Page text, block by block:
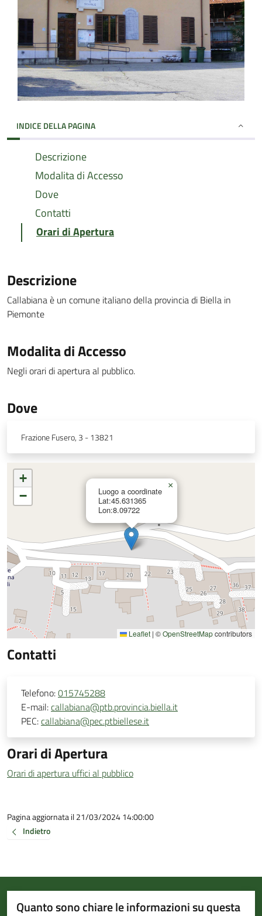
INDICE DELLA PAGINA
Descrizione
Modalita di Accesso
Dove
Contatti
Orari di Apertura
Descrizione
Callabiana è un comune italiano della provincia di Biella in
Piemonte
Modalita di Accesso
Negli orari di apertura al pubblico.
Dove
Frazione Fusero, 3 - 13821
Luogo a coordinate
Lat:45.631365
Lon:8.09722
×
+
−
Leaflet | ©OpenStreetMapcontributors
Contatti
Telefono:015745288
E-mail:callabiana@ptb.provincia.biella.it
PEC:callabiana@pec.ptbiellese.it
Orari di Apertura
Orari di apertura uffici al pubblico
Pagina aggiornata il 21/03/2024 14:00:00
Indietro
Quanto sono chiare le informazioni su questa